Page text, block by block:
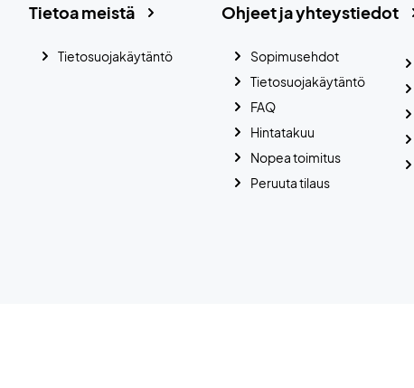
Ohjeet ja yhteystiedot
Sopimusehdot
Tietosuojakäytäntö
FAQ
Hintatakuu
Nopea toimitus
Peruuta tilaus
Tietoa meistä
Tietosuojakäytäntö